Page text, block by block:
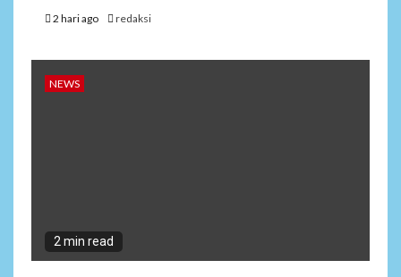
2 hari ago redaksi
NEWS
2 min read